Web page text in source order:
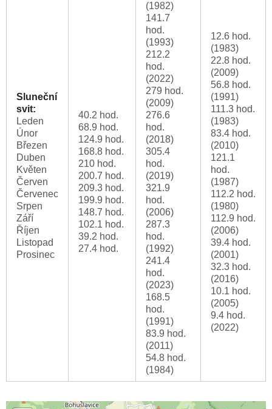
Sluneční
svit:
Leden
Únor
Březen
Duben
Květen
Červen
Červenec
Srpen
Září
Říjen
Listopad
Prosinec
40.2 hod.
68.9 hod.
124.9 hod.
168.8 hod.
210 hod.
200.7 hod.
209.3 hod.
199.9 hod.
148.7 hod.
102.1 hod.
39.2 hod.
27.4 hod.
(1982)
141.7
hod.
(1993)
212.2
hod.
(2022)
279 hod.
(2009)
276.6
hod.
(2018)
305.4
hod.
(2019)
321.9
hod.
(2006)
287.3
hod.
(1992)
241.4
hod.
(2023)
168.5
hod.
(1991)
83.9 hod.
(2011)
54.8 hod.
(1984)
12.6 hod.
(1983)
22.8 hod.
(2009)
56.8 hod.
(1991)
111.3 hod.
(1983)
83.4 hod.
(2010)
121.1
hod.
(1987)
112.2 hod.
(1980)
112.9 hod.
(2006)
39.4 hod.
(2001)
32.3 hod.
(2016)
10.1 hod.
(2005)
9.4 hod.
(2022)